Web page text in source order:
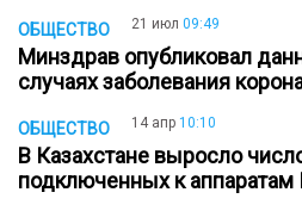
ОБЩЕСТВО 21 июл 09:49
Минздрав опубликовал
случаях заболевания
ОБЩЕСТВО 14 апр 10:10
В Казахстане выросло
подключенных к